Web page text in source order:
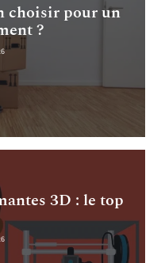
choisir pour un
?
3D : le top